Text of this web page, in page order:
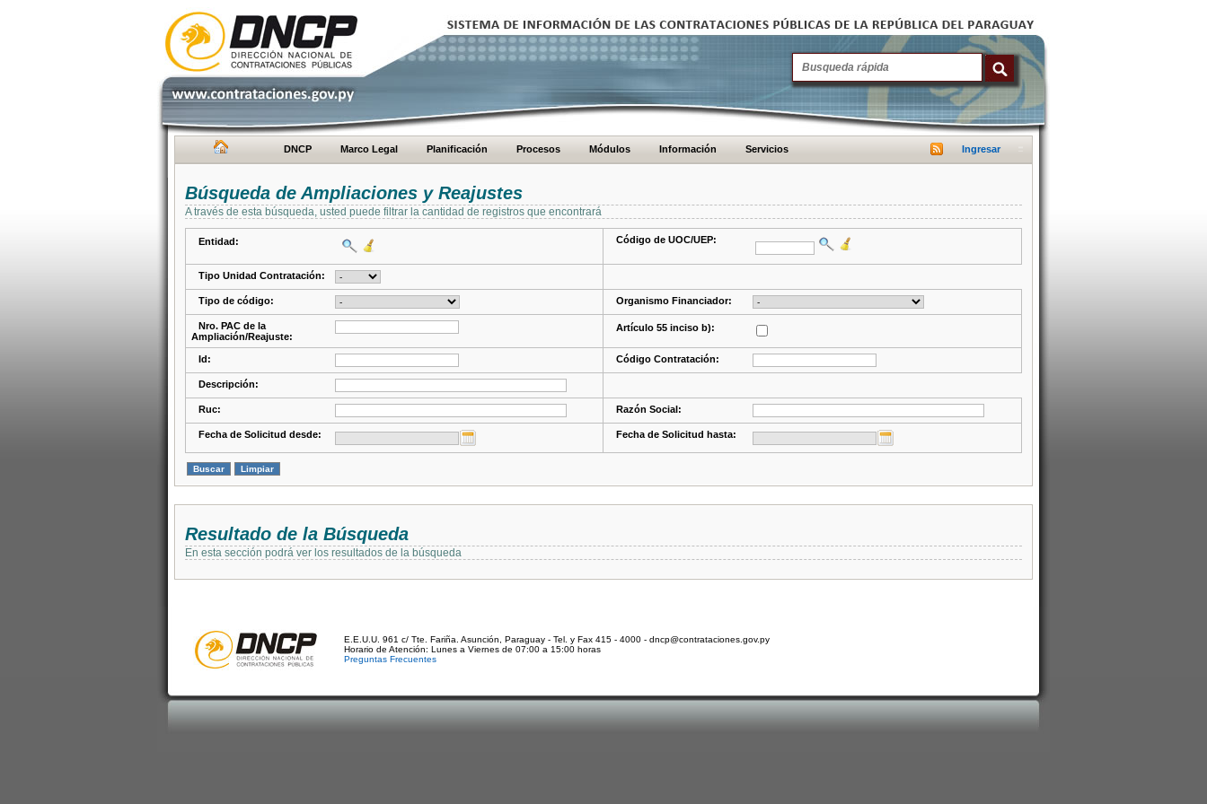
DNCP Marco Legal Planificación Procesos Módulos Información Servicios Ingresar
Búsqueda de Ampliaciones y Reajustes
A través de esta búsqueda, usted puede filtrar la cantidad de registros que encontrará
Entidad: Código de UOC/UEP:
Tipo Unidad Contratación:
Tipo de código: Organismo Financiador:
Nro. PAC de la
Ampliación/Reajuste:
Artículo 55 inciso b):
Id: Código Contratación:
Descripción:
Ruc: Razón Social:
Fecha de Solicitud desde: Fecha de Solicitud hasta:
Resultado de la Búsqueda
En esta sección podrá ver los resultados de la búsqueda
E.E.U.U. 961 c/ Tte. Fariña. Asunción, Paraguay - Tel. y Fax 415 - 4000 - dncp@contrataciones.gov.py
Horario de Atención: Lunes a Viernes de 07:00 a 15:00 horas
Preguntas Frecuentes